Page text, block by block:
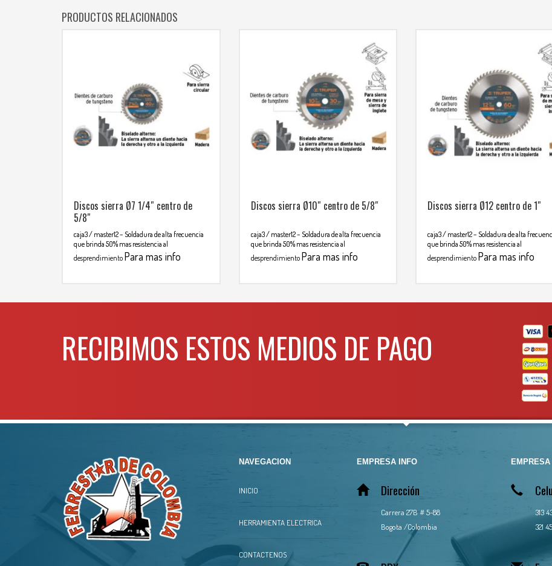
PRODUCTOS RELACIONADOS
Discos sierra Ø7 1/4″ centro de
5/8″
caja3 / master12– Soldadura de alta frecuencia
que brinda 50% mas resistencia al
desprendimiento Para mas info
Discos sierra Ø10″ centro de 5/8″
caja3 / master12– Soldadura de alta frecuencia
que brinda 50% mas resistencia al
desprendimiento Para mas info
Discos sierra Ø12 centro de 1″
caja3 / master12– Soldadura de alta
que brinda 50% mas resistencia al
desprendimiento Para mas info
RECIBIMOS ESTOS MEDIOS DE PAGO
NAVEGACION
INICIO
HERRAMIENTA ELECTRICA
CONTACTENOS
EMPRESA INFO
Dirección
Carrera 27B # 5-88
Bogota /Colombia
EMPRESA
313
321